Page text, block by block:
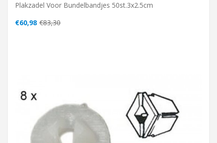
Plakzadel Voor Bundelbandjes 50st.3x2.5cm
€60,98 €83,30